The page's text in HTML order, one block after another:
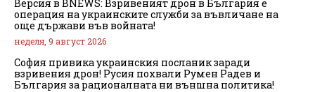
Версия в BNEWS: Взривеният дрон в България е
операция на украинските служби за въвличане на
още държави във войната!
неделя, 9 август 2026
София привика украинския посланик заради
взривения дрон! Русия похвали Румен Радев и
България за рационалната ни външна политика!